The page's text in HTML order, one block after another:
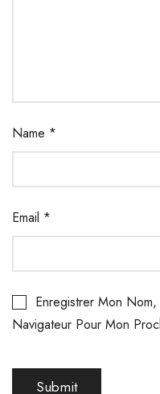
Name *
Email *
Enregistrer Mon
Navigateur Pour Mon